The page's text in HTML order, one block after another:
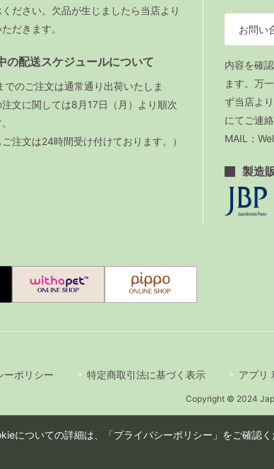
ださい。欠品が生じましたら当店より
だきます。
の配送スケジュールについて
でのご注文は通常通り出荷いたしま
文に関しては8月17日（月）より順次
ご注文は24時間受け付けております。）
お問い
内容を確
ます。万
ず当店よ
にてご連
MAIL：
製造
ーポリシー 特定商取引法に基づく表示 アプリ
Copyright © 2024
についての詳細は、「プライバシーポリシー」をご確認